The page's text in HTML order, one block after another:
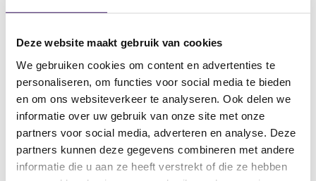
Deze website maakt gebruik van cookies
We gebruiken cookies om content en advertenties te
personaliseren, om functies voor social media te bieden
en om ons websiteverkeer te analyseren. Ook delen we
informatie over uw gebruik van onze site met onze
partners voor social media, adverteren en analyse. Deze
partners kunnen deze gegevens combineren met andere
informatie die u aan ze heeft verstrekt of die ze hebben
verwachtingen voorgelegd over de borging van het
inschatting van haar eigen volwassenheidsniveau, wat
wordt onderbouwd met een toelichting en documenten
waaruit dit volwassenheidsniveau blijkt. Voor het
beantwoorden van de uitvraag krijgt de onderneming 6
weken de tijd. Bij een selectie van ondernemingen zal de
AFM kantoorbezoeken afleggen om in gesprek te gaan
over de inschattingen en de gegeven onderbouwingen.
De AFM geeft aan de hand van de toelichting en het